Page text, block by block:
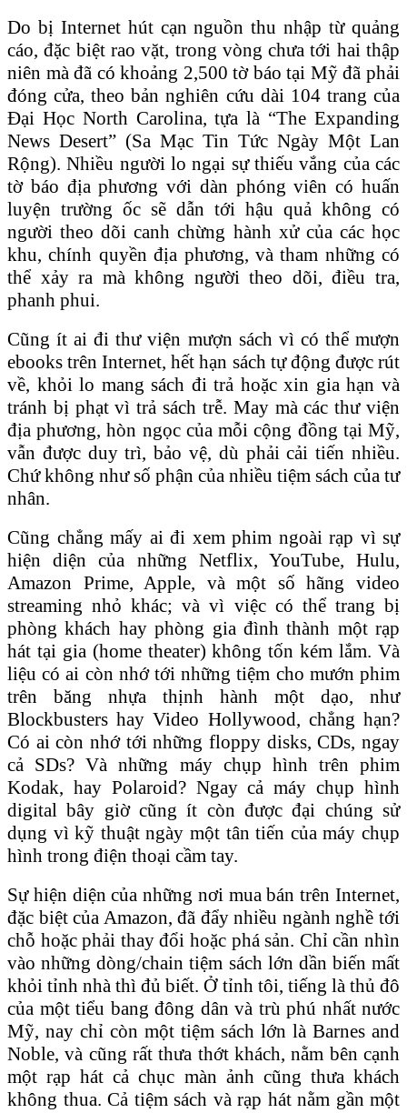
Do bị Internet hút cạn nguồn thu nhập từ quảng
cáo, đặc biệt rao vặt, trong vòng chưa tới hai thập
niên mà đã có khoảng 2,500 tờ báo tại Mỹ đã phải
đóng cửa, theo bản nghiên cứu dài 104 trang của
Đại Học North Carolina, tựa là “The Expanding
News Desert” (Sa Mạc Tin Tức Ngày Một Lan
Rộng). Nhiều người lo ngại sự thiếu vắng của các
tờ báo địa phương với dàn phóng viên có huấn
luyện trường ốc sẽ dẫn tới hậu quả không có
người theo dõi canh chừng hành xử của các học
khu, chính quyền địa phương, và tham những có
thể xảy ra mà không người theo dõi, điều tra,
phanh phui.
Cũng ít ai đi thư viện mượn sách vì có thể mượn
ebooks trên Internet, hết hạn sách tự động được rút
về, khỏi lo mang sách đi trả hoặc xin gia hạn và
tránh bị phạt vì trả sách trễ. May mà các thư viện
địa phương, hòn ngọc của mỗi cộng đồng tại Mỹ,
vẫn được duy trì, bảo vệ, dù phải cải tiến nhiều.
Chứ không như số phận của nhiều tiệm sách của tư
nhân.
Cũng chẳng mấy ai đi xem phim ngoài rạp vì sự
hiện diện của những Netflix, YouTube, Hulu,
Amazon Prime, Apple, và một số hãng video
streaming nhỏ khác; và vì việc có thể trang bị
phòng khách hay phòng gia đình thành một rạp
hát tại gia (home theater) không tốn kém lắm. Và
liệu có ai còn nhớ tới những tiệm cho mướn phim
trên băng nhựa thịnh hành một dạo, như
Blockbusters hay Video Hollywood, chẳng hạn?
Có ai còn nhớ tới những floppy disks, CDs, ngay
cả SDs? Và những máy chụp hình trên phim
Kodak, hay Polaroid? Ngay cả máy chụp hình
digital bây giờ cũng ít còn được đại chúng sử
dụng vì kỹ thuật ngày một tân tiến của máy chụp
hình trong điện thoại cầm tay.
Sự hiện diện của những nơi mua bán trên Internet,
đặc biệt của Amazon, đã đẩy nhiều ngành nghề tới
chỗ hoặc phải thay đổi hoặc phá sản. Chỉ cần nhìn
vào những dòng/chain tiệm sách lớn dần biến mất
khỏi tỉnh nhà thì đủ biết. Ở tỉnh tôi, tiếng là thủ đô
của một tiểu bang đông dân và trù phú nhất nước
Mỹ, nay chỉ còn một tiệm sách lớn là Barnes and
Noble, và cũng rất thưa thớt khách, nằm bên cạnh
một rạp hát cả chục màn ảnh cũng thưa khách
không thua. Cả tiệm sách và rạp hát nằm gần một